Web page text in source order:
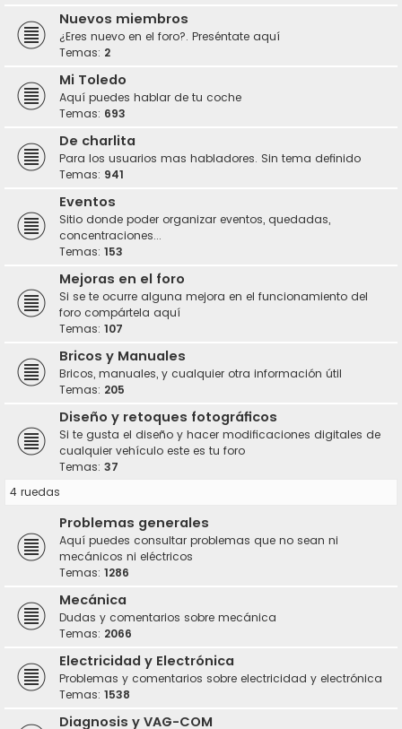
Nuevos miembros
¿Eres nuevo en el foro?. Preséntate aquí
Temas: 2
Mi Toledo
Aquí puedes hablar de tu coche
Temas: 693
De charlita
Para los usuarios mas habladores. Sin tema definido
Temas: 941
Eventos
Sitio donde poder organizar eventos, quedadas,
concentraciones...
Temas: 153
Mejoras en el foro
Si se te ocurre alguna mejora en el funcionamiento del
foro compártela aquí
Temas: 107
Bricos y Manuales
Bricos, manuales, y cualquier otra información útil
Temas: 205
Diseño y retoques fotográficos
Si te gusta el diseño y hacer modificaciones digitales de
cualquier vehículo este es tu foro
Temas: 37
4 ruedas
Problemas generales
Aquí puedes consultar problemas que no sean ni
mecánicos ni eléctricos
Temas: 1286
Mecánica
Dudas y comentarios sobre mecánica
Temas: 2066
Electricidad y Electrónica
Problemas y comentarios sobre electricidad y electrónica
Temas: 1538
Diagnosis y VAG-COM